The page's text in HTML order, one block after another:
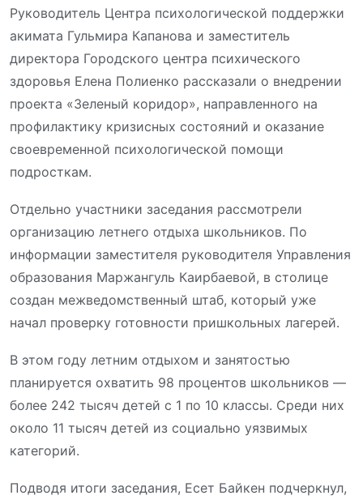
Руководитель Центра психологической поддержки
акимата Гульмира Капанова и заместитель
директора Городского центра психического
здоровья Елена Полиенко рассказали о внедрении
проекта «Зеленый коридор», направленного на
профилактику кризисных состояний и оказание
своевременной психологической помощи
подросткам.
Отдельно участники заседания рассмотрели
организацию летнего отдыха школьников. По
информации заместителя руководителя Управления
образования Маржангуль Каирбаевой, в столице
создан межведомственный штаб, который уже
начал проверку готовности пришкольных лагерей.
В этом году летним отдыхом и занятостью
планируется охватить 98 процентов школьников —
более 242 тысяч детей с 1 по 10 классы. Среди них
около 11 тысяч детей из социально уязвимых
категорий.
Подводя итоги заседания, Есет Байкен подчеркнул,